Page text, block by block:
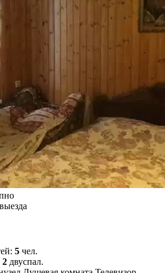
5 чел.
2 двуспал.